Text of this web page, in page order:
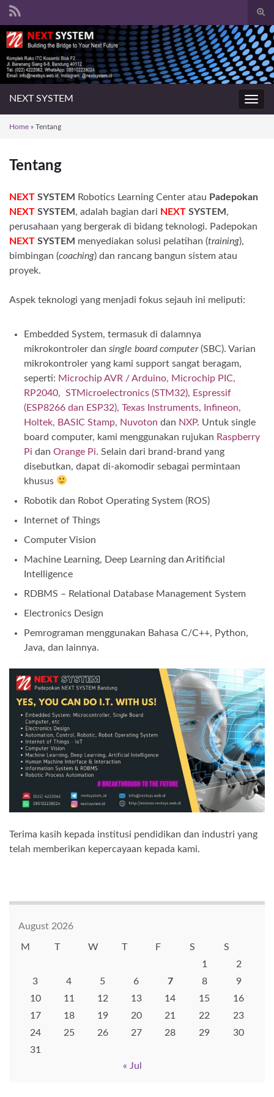
form
Search for:
NEXT SYSTEM
Home » Tentang
Tentang
NEXT SYSTEM Robotics Learning Center atau Padepokan
NEXT SYSTEM, adalah bagian dari NEXT SYSTEM,
perusahaan yang bergerak di bidang teknologi. Padepokan
NEXT SYSTEM menyediakan solusi pelatihan (training),
bimbingan (coaching) dan rancang bangun sistem atau
proyek.
Aspek teknologi yang menjadi fokus sejauh ini meliputi:
Embedded System, termasuk di dalamnya
mikrokontroler dan single board computer(SBC). Varian
mikrokontroler yang kami support sangat beragam,
seperti: Microchip AVR / Arduino, Microchip PIC,
RP2040, STMicroelectronics (STM32), Espressif
(ESP8266 dan ESP32), Texas Instruments, Infineon,
Holtek, BASIC Stamp, Nuvoton dan NXP. Untuk single
board computer, kami menggunakan rujukan Raspberry
Pi dan Orange Pi. Selain dari brand-brand yang
disebutkan, dapat di-akomodir sebagai permintaan
khusus
Robotik dan Robot Operating System (ROS)
Internet of Things
Computer Vision
Machine Learning, Deep Learning dan Aritificial
Intelligence
RDBMS – Relational Database Management System
Electronics Design
Pemrograman menggunakan Bahasa C/C++, Python,
Java, dan lainnya.
Terima kasih kepada institusi pendidikan dan industri yang
telah memberikan kepercayaan kepada kami.
August 2026
M T W T F S
S
1
2
3
4 5 6 7 8
9
10
11 12 13 14 15
16
17
18 19 20 21 22
23
24
25 26 27 28 29
30
31
« Jul